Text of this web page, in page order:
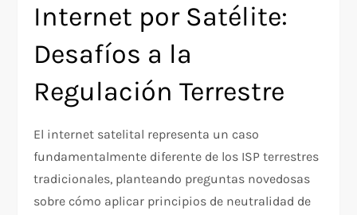
Internet por Satélite:
Desafíos a la
Regulación Terrestre
El internet satelital representa un caso
fundamentalmente diferente de los ISP terrestres
tradicionales, planteando preguntas novedosas
sobre cómo aplicar principios de neutralidad de